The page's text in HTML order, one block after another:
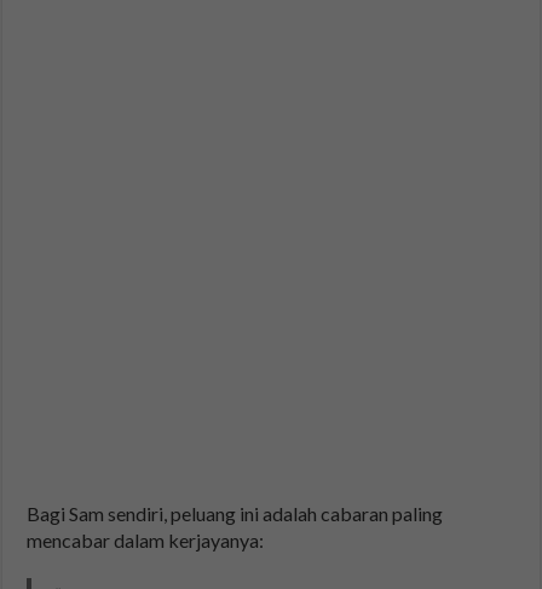
Bagi Sam sendiri, peluang ini adalah cabaran paling
mencabar dalam kerjayanya: